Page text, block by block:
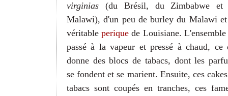
virginias (du Brésil, du Zimbabwe et
Malawi), d'un peu de burley du Malawi
véritableperique de Louisiane. L'ensemble
passé à la vapeur et pressé à chaud, ce
donne des blocs de tabacs, dont les
se fondent et se marient. Ensuite, ces
tabacs sont coupés en tranches, ces